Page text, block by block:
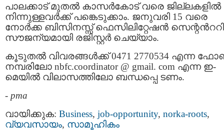
പാലക്കാട് മുതൽ കാസർകോട് വരെ ജില്ലകളില്‍
നിന്നുള്ളവർക്ക് പങ്കെടുക്കാം. ജനുവരി 15 വരെ
നോർക്ക ബിസിനസ്സ് ഫെസിലിറ്റേഷൻ
സൗജന്യമായി രജിസ്റ്റർ ചെയ്യാം.
കൂടുതൽ വിവരങ്ങൾക്ക് 0471 2770534 എന്ന
നമ്പരിലോ nbfc.coordinator @ gmail. com എന്ന ഇ-
മെയില്‍ വിലാസത്തിലോ ബന്ധപ്പെ ടണം.
- pma
വായിക്കുക: Business, job-opportunity, norka-roots,
വ്യവസായം, സാമൂഹികം